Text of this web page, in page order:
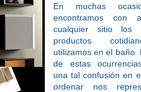
En muchas
encontramos con
cualquier sitio los
productos
utilizamos en el baño.
de estas
una tal confusión en
ordenar nos